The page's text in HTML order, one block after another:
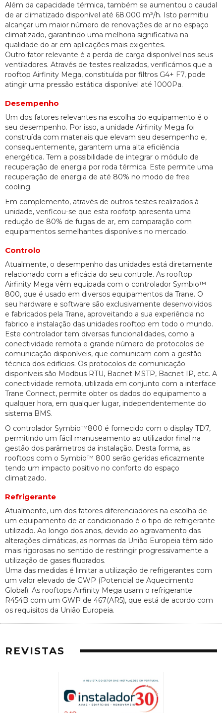
Além da capacidade térmica, também se aumentou o caudal
de ar climatizado disponível até 68.000 m³/h. Isto permitiu
alcançar um maior número de renovações de ar no espaço
climatizado, garantindo uma melhoria significativa na
qualidade do ar em aplicações mais exigentes.
Outro fator relevante é a perda de carga disponível nos seus
ventiladores. Através de testes realizados, verificámos que a
rooftop Airfinity Mega, constituída por filtros G4+ F7, pode
atingir uma pressão estática disponível até 1000Pa.
Desempenho
Um dos fatores relevantes na escolha do equipamento é o
seu desempenho. Por isso, a unidade Airfinity Mega foi
construída com materiais que elevam seu desempenho e,
consequentemente, garantem uma alta eficiência
energética. Tem a possibilidade de integrar o módulo de
recuperação de energia por roda térmica. Este permite uma
recuperação de energia de até 80% no modo de free
cooling.
Em complemento, através de outros testes realizados à
unidade, verificou-se que esta roofotp apresenta uma
redução de 80% de fugas de ar, em comparação com
equipamentos semelhantes disponíveis no mercado.
Controlo
Atualmente, o desempenho das unidades está diretamente
relacionado com a eficácia do seu controle. As rooftop
Airfinity Mega vêm equipada com o controlador Symbio™
800, que é usado em diversos equipamentos da Trane. O
seu hardware e software são exclusivamente desenvolvidos
e fabricados pela Trane, aproveitando a sua experiência no
fabrico e instalação das unidades rooftop em todo o mundo.
Este controlador tem diversas funcionalidades, como a
conectividade remota e grande número de protocolos de
comunicação disponíveis, que comunicam com a gestão
técnica dos edifícios. Os protocolos de comunicação
disponíveis são Modbus RTU, Bacnet MSTP, Bacnet IP, etc. A
conectividade remota, utilizada em conjunto com a interface
Trane Connect, permite obter os dados do equipamento a
qualquer hora, em qualquer lugar, independentemente do
sistema BMS.
O controlador Symbio™800 é fornecido com o display TD7,
permitindo um fácil manuseamento ao utilizador final na
gestão dos parâmetros da instalação. Desta forma, as
rooftops com o Symbio™ 800 serão geridas eficazmente
tendo um impacto positivo no conforto do espaço
climatizado.
Refrigerante
Atualmente, um dos fatores diferenciadores na escolha de
um equipamento de ar condicionado é o tipo de refrigerante
utilizado. Ao longo dos anos, devido ao agravamento das
alterações climáticas, as normas da União Europeia têm sido
mais rigorosas no sentido de restringir progressivamente a
utilização de gases fluorados.
Uma das medidas é limitar a utilização de refrigerantes com
um valor elevado de GWP (Potencial de Aquecimento
Global). As rooftops Airfinity Mega usam o refrigerante
R454B com um GWP de 467(AR5), que está de acordo com
os requisitos da União Europeia.
REVISTAS